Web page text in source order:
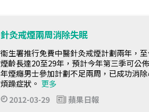
針灸戒煙兩周消除失眠
衞生署推行免費中醫針灸戒煙計劃兩年，
煙齡長達20至29年，預計今年第三季可公
年煙癮男士參加計劃不足兩周，已成功消
煩躁症狀。 更多
2012-03-29
蘋果日報